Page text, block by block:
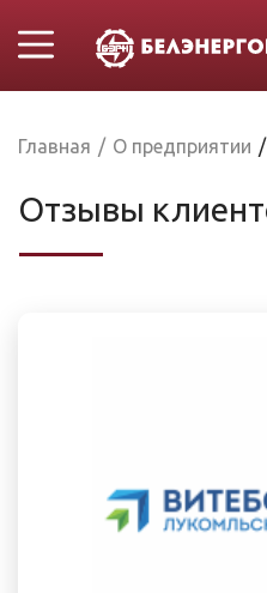
Главная / О предприятии /
Отзывы